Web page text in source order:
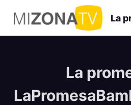
S
a
l
La
La